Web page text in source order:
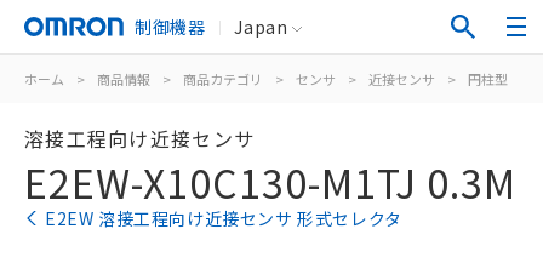
制御機器 Japan
ホーム > 商品情報 > 商品カテゴリ > センサ > 近接センサ > 円柱型
溶接工程向け近接センサ
E2EW-X10C130-M1TJ 0.3M
E2EW 溶接工程向け近接センサ 形式セレクタ